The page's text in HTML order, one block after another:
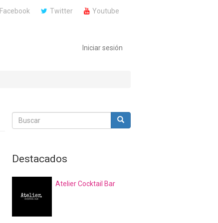
Facebook Twitter Youtube
Iniciar sesión
Buscar
Buscar Buscar
Destacados
Atelier Cocktail Bar